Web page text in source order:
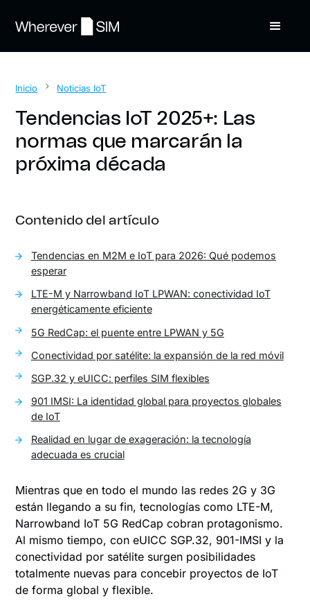
Inicio Noticias IoT
Tendencias IoT 2025+: Las
normas que marcarán la
próxima década
Contenido del artículo
Tendencias en M2M e IoT para 2026: Qué podemos
esperar
LTE-M y Narrowband IoT LPWAN: conectividad IoT
energéticamente eficiente
5G RedCap: el puente entre LPWAN y 5G
Conectividad por satélite: la expansión de la red móvil
SGP.32 y eUICC: perfiles SIM flexibles
901 IMSI: La identidad global para proyectos globales
de IoT
Realidad en lugar de exageración: la tecnología
adecuada es crucial
Mientras que en todo el mundo las redes 2G y 3G
están llegando a su fin, tecnologías como LTE-M,
Narrowband IoT 5G RedCap cobran protagonismo.
Al mismo tiempo, con eUICC SGP.32, 901-IMSI y la
conectividad por satélite surgen posibilidades
totalmente nuevas para concebir proyectos de IoT
de forma global y flexible.